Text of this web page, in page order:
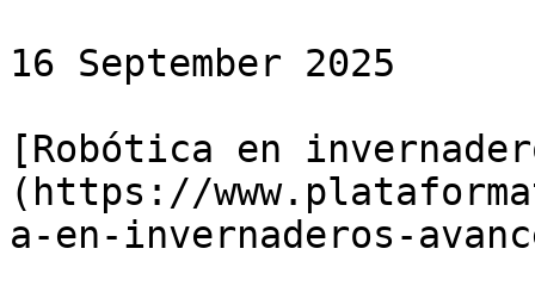
16 September 2025
[Robótica en
(https://
a-en-invernaderos-